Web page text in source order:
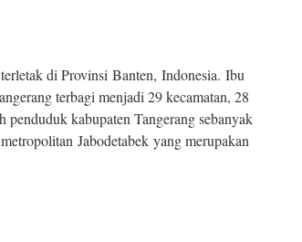
di Provinsi Banten, Indonesia. Ibu
terbagi menjadi 29 kecamatan, 28
penduduk kabupaten Tangerang sebanyak
Jabodetabek yang merupakan